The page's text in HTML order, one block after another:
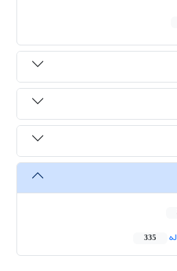
335